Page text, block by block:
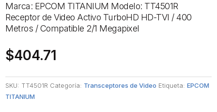
Marca: EPCOM TITANIUM Modelo: TT4501R
Receptor de Video Activo TurboHD HD-TVI / 400
Metros / Compatible 2/1 Megapixel
$404.71
SKU: TT4501R Categoría: Transceptores de Video Etiqueta:EPCOM
TITANIUM